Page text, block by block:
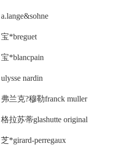
a.lange&sohne
宝*breguet
宝*blancpain
ulysse nardin
弗兰克?穆勒franck muller
格拉苏蒂glashutte original
芝*girard-perregaux